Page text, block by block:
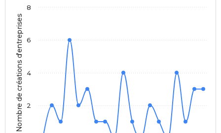
Nombre de créations d'entreprises 2
4
6
8